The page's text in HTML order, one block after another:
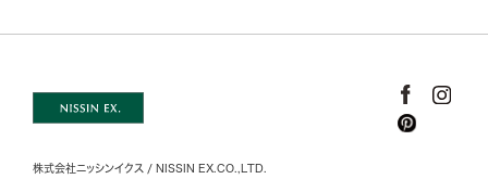
株式会社ニッシンイクス / NISSIN EX.CO.,LTD.